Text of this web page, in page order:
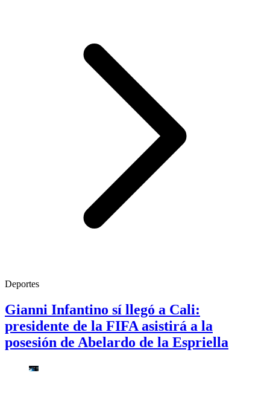
Deportes
Gianni Infantino sí llegó a Cali:
presidente de la FIFA asistirá a la
posesión de Abelardo de la Espriella